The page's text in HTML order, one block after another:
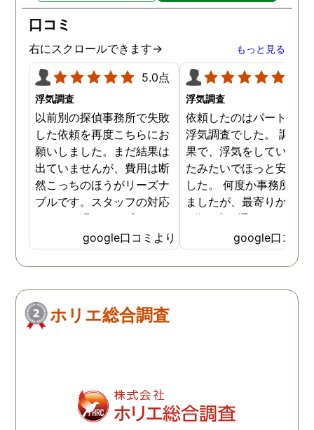
口コミ
右にスクロールできます→ もっと見る
5.0点
浮気調査
以前別の探偵事務所で失敗
した依頼を再度こちらにお
願いしました。まだ結果は
出ていませんが、費用は断
然こっちのほうがリーズナ
ブルです。スタッフの対応
なんかも温かみを感じま
す。はじめからこちらにす
ればよかったです😢 …
google口コミより
浮気調査
依頼したのはパートナー
浮気調査でした。 調査
果で、浮気をしていなか
たみたいでほっと安心し
した。 何度か事務所に
ましたが、最寄りから徒
3分程度で通いやすかっ
google口コミ
ホリエ総合調査